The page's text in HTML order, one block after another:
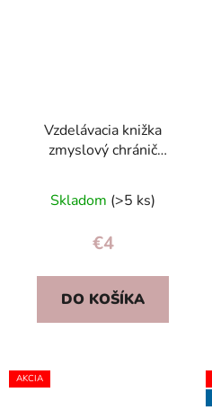
Vzdelávacia knižka
zmyslový chránič
Skladom (>5 ks)
€4
DO KOŠÍKA
AKCIA